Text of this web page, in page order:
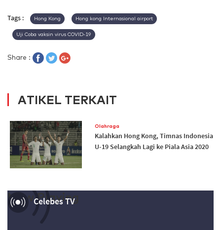
Tags : Hong Kong Hong kong Internasional airport
Uji Coba vaksin virus COVID-19
Share :
ATIKEL TERKAIT
Olahraga
Kalahkan Hong Kong, Timnas Indonesia
U-19 Selangkah Lagi ke Piala Asia 2020
Celebes TV
Now Playing